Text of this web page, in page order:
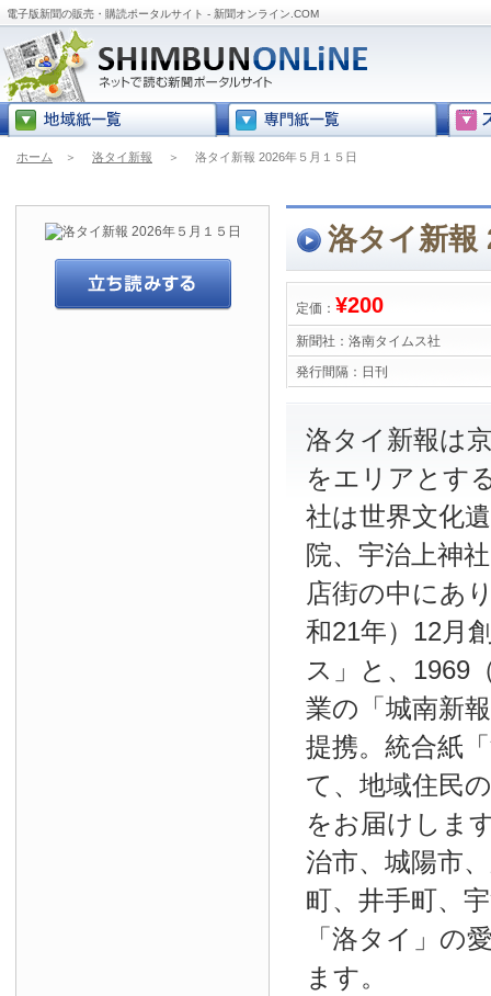
電子版新聞の販売・購読ポータルサイト - 新聞オンライン.COM
ホーム ＞ 洛タイ新報 ＞ 洛タイ新報 2026年５月１５日
洛タイ新報
定価： ¥200
新聞社： 洛南タイムス社
発行間隔： 日刊
洛タイ新報は
をエリアとす
社は世界文化
院、宇治上神
店街の中にあ
和21年）12月
ス」と、1969
業の「城南新
提携。統合紙
て、地域住民
をお届けしま
治市、城陽市
町、井手町、
「洛タイ」の
ます。